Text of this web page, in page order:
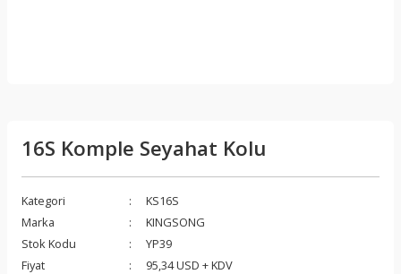
16S Komple Seyahat Kolu
Kategori
KS16S
Marka
KINGSONG
Stok Kodu
YP39
Fiyat
95,34 USD + KDV